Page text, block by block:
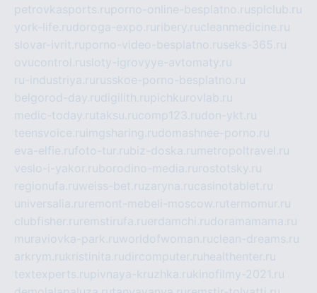
petrovkasports.ruporno-online-besplatno.rusplclub.ru
york-life.rudoroga-expo.ru ribery.rucleanmedicine.ru
slovar-ivrit.ruporno-video-besplatno.ruseks-365.ru
ovucontrol.rusloty-igrovyye-avtomaty.ru
ru-industriya.ru russkoe-porno-besplatno.ru
belgorod-day.rudigilith.rupichkurovlab.ru
medic-today.rutaksu.rucomp123.rudon-ykt.ru
teensvoice.ru imgsharing.rudomashnee-porno.ru
eva-elfie.rufoto-tur.rubiz-doska.ru metropoltravel.ru
veslo-i-yakor.ruborodino-media.ru rostotsky.ru
regionufa.ruweiss-bet.ruzaryna.rucasinotablet.ru
universalia.ru remont-mebeli-moscow.rutermomur.ru
clubfisher.ru remstirufa.ruerdamchi.rudoramamama.ru
muraviovka-park.ruworldofwoman.ruclean-dreams.ru
arkrym.rukristinita.rudircomputer.ru healthenter.ru
textexperts.rupivnaya-kruzhka.rukinofilmy-2021.ru